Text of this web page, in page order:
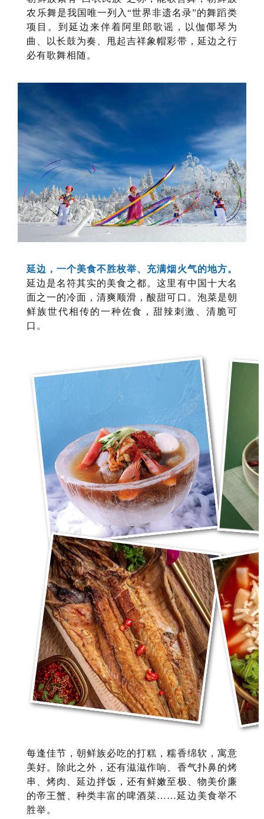
农乐舞是我国唯一列入“世界非遗名录”的舞蹈类
项目。到延边来伴着阿里郎歌谣，以伽倻琴为
曲、以长鼓为奏、甩起吉祥象帽彩带，延边之行
必有歌舞相随。
延边，一个美食不胜枚举、充满烟火气的地方。
延边是名符其实的美食之都。这里有中国十大名
面之一的冷面，清爽顺滑，酸甜可口。泡菜是朝
鲜族世代相传的一种佐食，甜辣刺激、清脆可
口。
每逢佳节，朝鲜族必吃的打糕，糯香绵软，寓意
美好。除此之外，还有滋滋作响、香气扑鼻的烤
串、烤肉、延边拌饭，还有鲜嫩至极、物美价廉
的帝王蟹、种类丰富的啤酒菜……延边美食举不
胜举。